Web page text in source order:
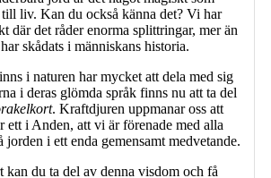
liv. Kan du också känna det? Vi har
där det råder enorma splittringar, mer än
skådats i människans historia.
i naturen har mycket att dela med sig
i deras glömda språk finns nu att ta del
. Kraftdjuren uppmanar oss att
ett i Anden, att vi är förenade med alla
jorden i ett enda gemensamt medvetande.
kan du ta del av denna visdom och få